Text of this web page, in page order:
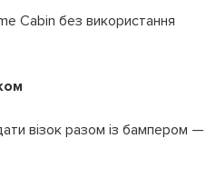
Cabin без використання
візок разом із бампером —